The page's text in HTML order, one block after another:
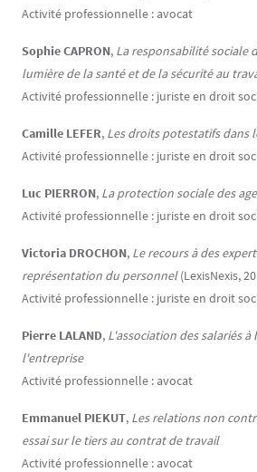
Activité professionnelle : avocat
Sophie CAPRON, La responsabilité sociale
lumière de la santé et de la sécurité au
Activité professionnelle : juriste en droit
Camille LEFER, Les droits potestatifs dans
Activité professionnelle : juriste en droit
Luc PIERRON, La protection sociale des
Activité professionnelle : juriste en droit
Victoria DROCHON, Le recours à des
représentation du personnel(LexisNexis,
Activité professionnelle : juriste en droit
Pierre LALAND, L'association des salariés
l'entreprise
Activité professionnelle : avocat
Emmanuel PIEKUT, Les relations non
essai sur le tiers au contrat de travail
Activité professionnelle : avocat